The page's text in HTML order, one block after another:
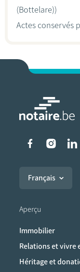
(Bottelare))
Actes conservés
Liens
Français
Aperçu
Immobilier
Relations et vivre
Héritage et